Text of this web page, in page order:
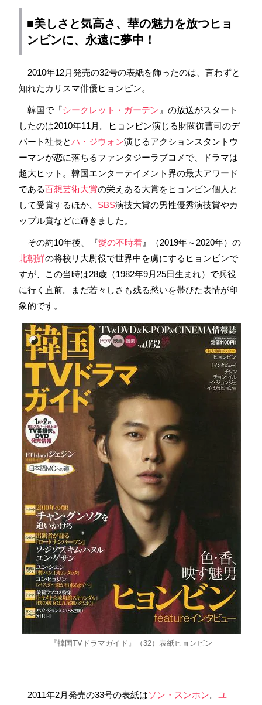
■美しさと気高さ、華の魅力を放つヒョ
ンビンに、永遠に夢中！
2010年12月発売の32号の表紙を飾ったのは、言わずと
知れたカリスマ俳優ヒョンビン。
韓国で『シークレット・ガーデン 』の放送がスタート
したのは2010年11月。ヒョンビン演じる財閥御曹司のデ
パート社長とハ・ジウォン演じるアクションスタントウ
ーマンが恋に落ちるファンタジーラブコメで、ドラマは
超大ヒット。韓国エンターテイメント界の最大アワード
である百想芸術大賞の栄えある大賞をヒョンビン個人と
して受賞するほか、 SBS演技大賞の男性優秀演技賞やカ
ップル賞などに輝きました。
その約10年後、『愛の不時着 』（2019年～2020年）の
北朝鮮の将校リ大尉役で世界中を虜にするヒョンビンで
すが、この当時は28歳（1982年9月25日生まれ）で兵役
に行く直前。まだ若々しさも残る愁いを帯びた表情が印
象的です。
『韓国TVドラマガイド』（32）表紙ヒョンビン
2011年2月発売の33号の表紙はソン・スンホン。 ユ